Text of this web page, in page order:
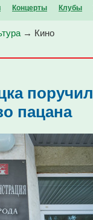
Концерты Клубы
→ Кино
пацана